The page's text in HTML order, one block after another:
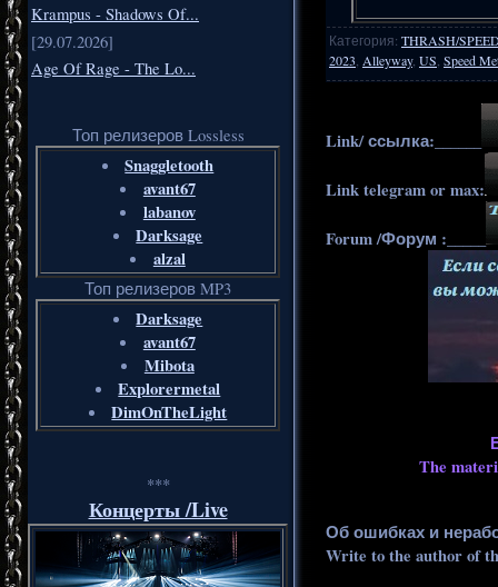
Krampus - Shadows Of...
[29.07.2026]
Age Of Rage - The Lo...
Топ релизеров Lossless
Snaggletooth
avant67
labanov
Darksage
alzal
Топ релизеров MP3
Darksage
avant67
Mibota
Explorermetal
DimOnTheLight
***
Концерты /Live
Категория: THRASH/
2023 Alleyway, US Speed
Link/ ссылка:______
Link telegram or max:
Forum /Форум :_____
The
Об ошибках и
Write to the author of